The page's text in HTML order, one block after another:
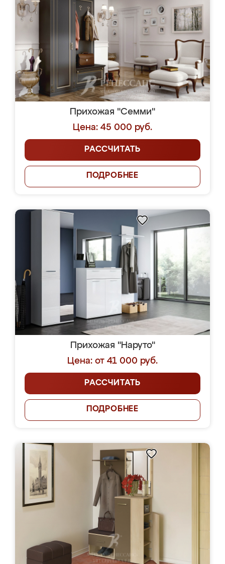
Прихожая "Семми"
Цена: 45 000 руб.
РАССЧИТАТЬ
ПОДРОБНЕЕ
Прихожая "Наруто"
Цена: от 41 000 руб.
РАССЧИТАТЬ
ПОДРОБНЕЕ